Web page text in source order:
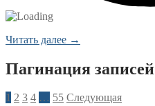
Читать далее →
Пагинация записей
1 2 3 4 … 55 Следующая